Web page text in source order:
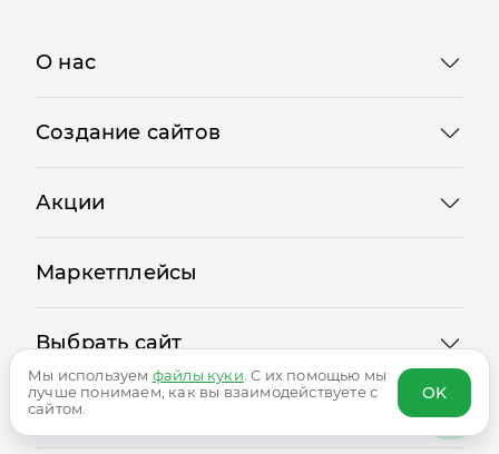
SEO продвижение
Мы используем файлы куки . С их помощью мы
лучше понимаем, как вы взаимодействуете с
сайтом.
OK